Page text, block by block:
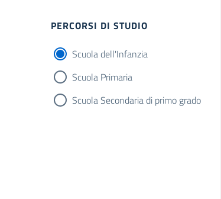
Filtri
PERCORSI DI STUDIO
Scuola dell'Infanzia
Scuola Primaria
Scuola Secondaria di primo grado